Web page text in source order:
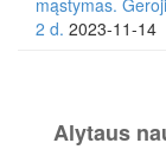
mąstymas.
2 d. 2023-11-14
Alytaus